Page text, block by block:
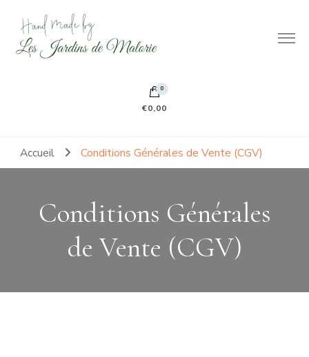
Hand made by Les Jardins de Malorie
100% frileuse 100% fait main 100% tout doux
0
€0,00
Accueil Conditions Générales de Vente (CGV)
Conditions Générales
de Vente (CGV)